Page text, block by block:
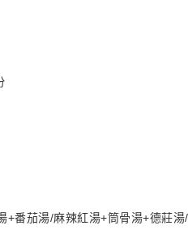
番茄湯/麻辣紅湯+筒骨湯+德莊湯